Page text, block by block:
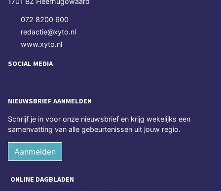
072 8200 600
redactie@xyto.nl
www.xyto.nl
SOCIAL MEDIA
NIEUWSBRIEF AANMELDEN
Schrijf je in voor onze nieuwsbrief en krijg wekelijks een
samenvatting van alle gebeurtenissen uit jouw regio.
Aanmelden
ONLINE DAGBLADEN